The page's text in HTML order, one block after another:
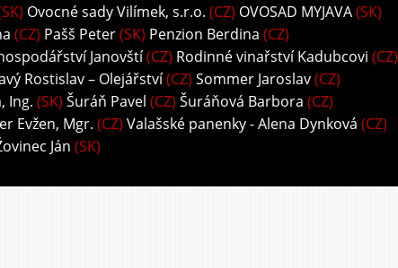
Ovocné sady Vilímek, s.r.o. (CZ) OVOSAD MYJAVA(SK)
(CZ) Pašš Peter(SK) Penzion Berdina (CZ)
Janovští(CZ) Rodinné vinařství Kadubcovi (CZ)
Rostislav – Olejářství(CZ) Sommer Jaroslav(CZ)
Ing. (SK) Šuráň Pavel (CZ) Šuráňová Barbora (CZ)
Evžen, Mgr. (CZ) Valašské panenky - Alena Dynková (CZ)
Ján (SK)